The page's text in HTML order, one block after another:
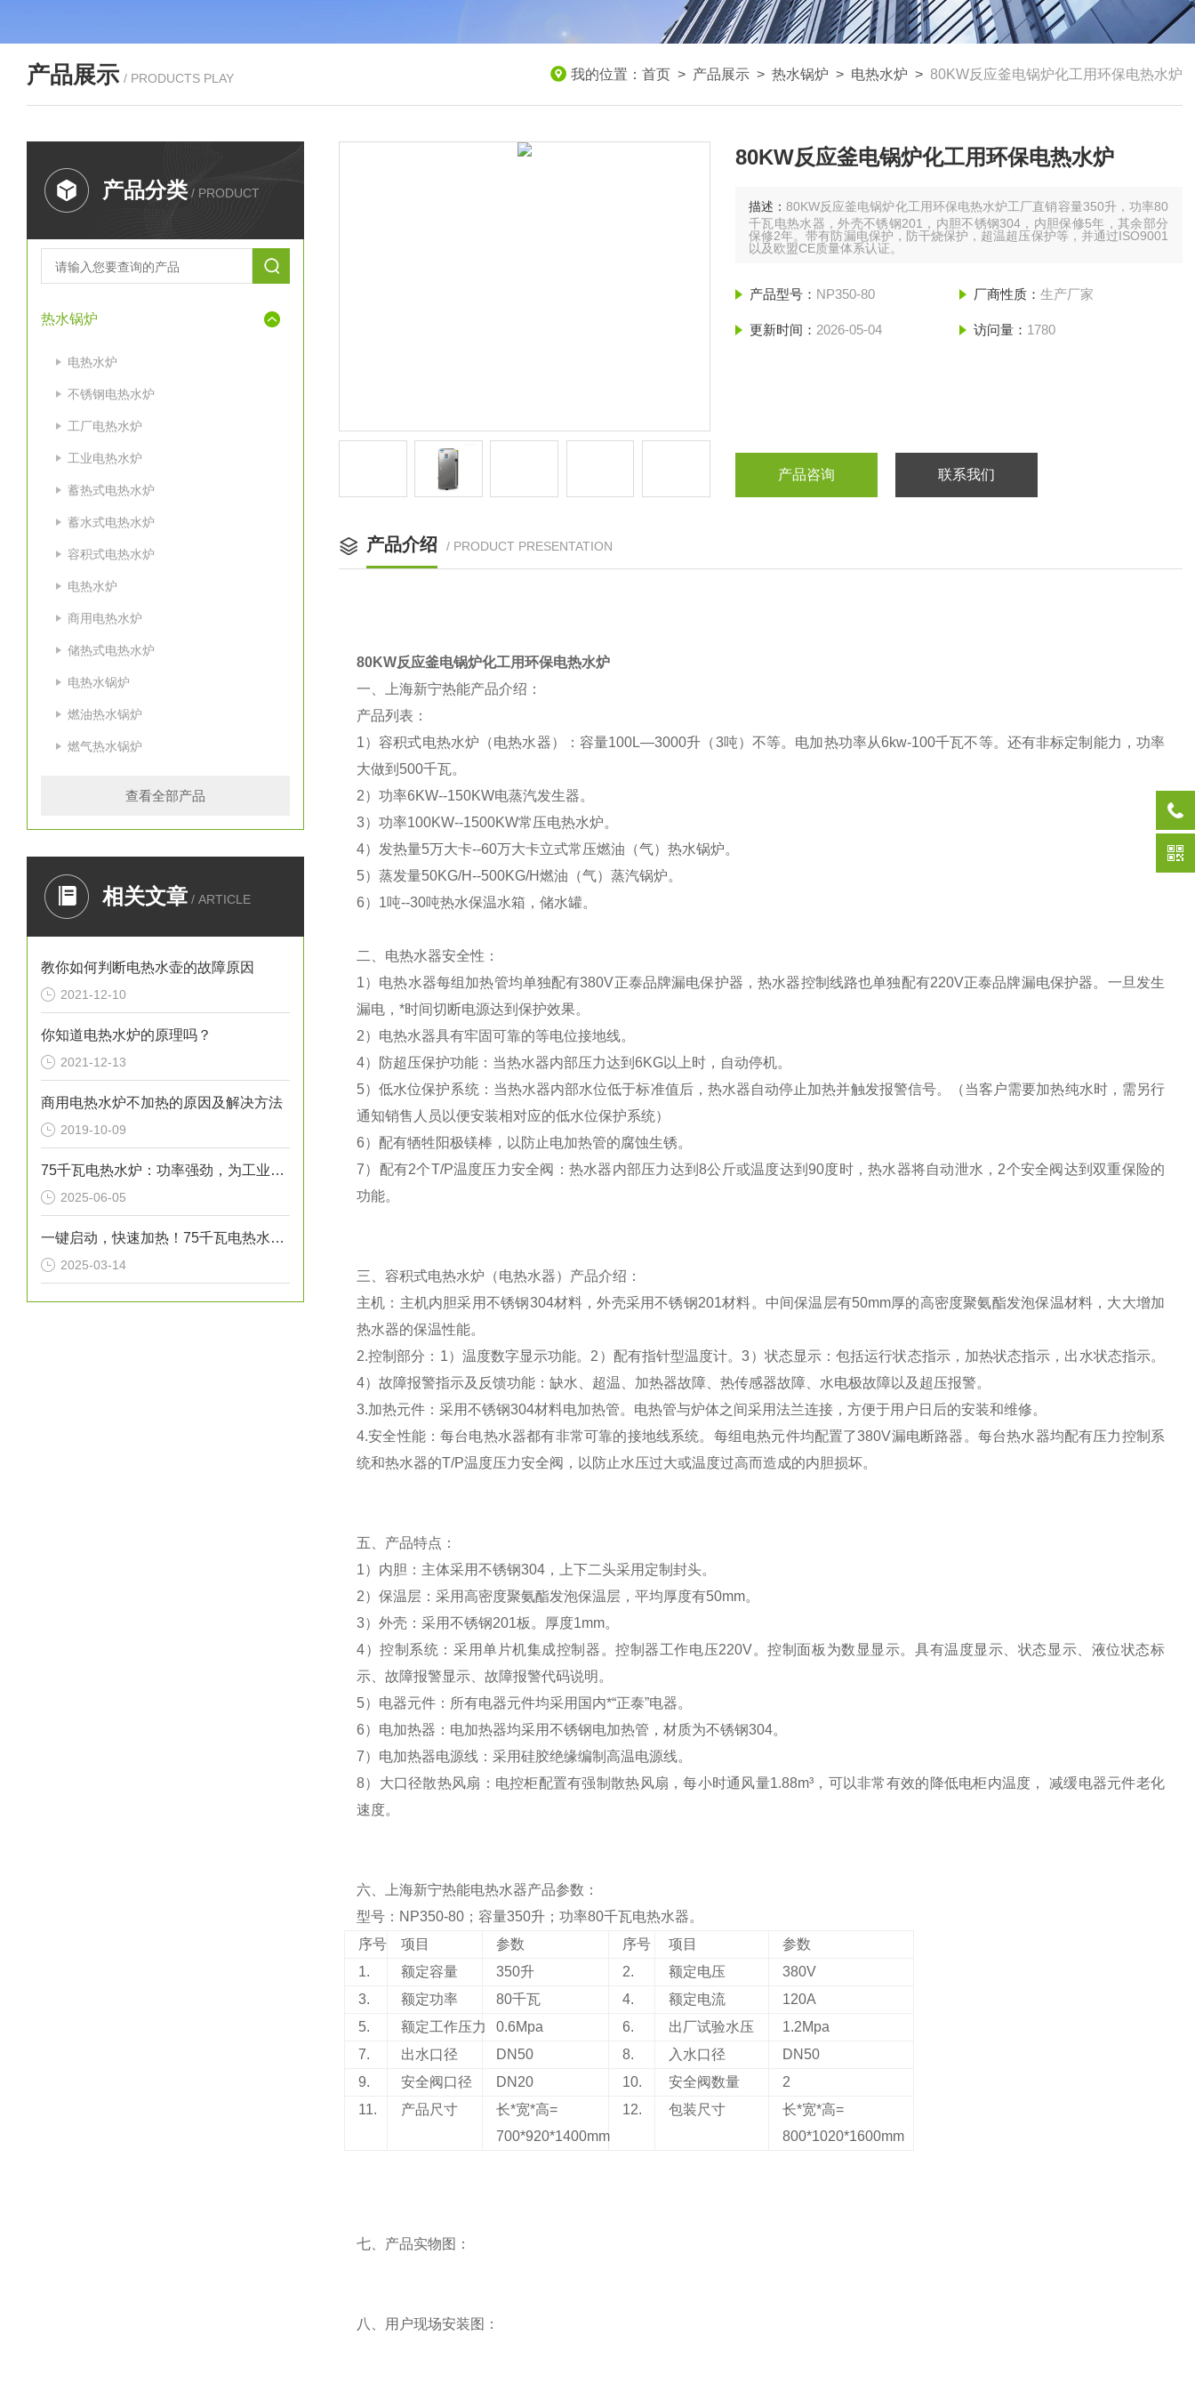
产品展示 / PRODUCTS PLAY 我的位置： 首页 > 产品展示 > 热水锅炉 > 电热水炉 > 80KW反应釜电锅炉化工用环保电热水炉
产品分类 / PRODUCT
热水锅炉
电热水炉
不锈钢电热水炉
工厂电热水炉
工业电热水炉
蓄热式电热水炉
蓄水式电热水炉
容积式电热水炉
电热水炉
商用电热水炉
储热式电热水炉
电热水锅炉
燃油热水锅炉
燃气热水锅炉
查看全部产品
相关文章 / ARTICLE
教你如何判断电热水壶的故障原因
2021-12-10
你知道电热水炉的原理吗？
2021-12-13
商用电热水炉不加热的原因及解决方法
2019-10-09
75千瓦电热水炉：功率强劲，为工业生产提供稳定热水源！
2025-06-05
一键启动，快速加热！75千瓦电热水炉打造高效热水解决方案！
2025-03-14
80KW反应釜电锅炉化工用环保电热水炉
描述：80KW反应釜电锅炉化工用环保电热水炉工厂直销容量350升，功率80
千瓦电热水器，外壳不锈钢201，内胆不锈钢304，内胆保修5年，其余部分
保修2年。带有防漏电保护，防干烧保护，超温超压保护等，并通过ISO9001
以及欧盟CE质量体系认证。
产品型号： NP350-80 厂商性质： 生产厂家
更新时间： 2026-05-04 访问量： 1780
产品咨询 联系我们
产品介绍 / PRODUCT PRESENTATION
80KW反应釜电锅炉化工用环保电热水炉
一、上海新宁热能产品介绍：
产品列表：
1）容积式电热水炉（电热水器）：容量100L—3000升（3吨）不等。电加热功率从6kw-100千瓦不等。还有非标定制能力，功率
大做到500千瓦。
2）功率6KW--150KW电蒸汽发生器。
3）功率100KW--1500KW常压电热水炉。
4）发热量5万大卡--60万大卡立式常压燃油（气）热水锅炉。
5）蒸发量50KG/H--500KG/H燃油（气）蒸汽锅炉。
6）1吨--30吨热水保温水箱，储水罐。
二、电热水器安全性：
1）电热水器每组加热管均单独配有380V正泰品牌漏电保护器，热水器控制线路也单独配有220V正泰品牌漏电保护器。一旦发生
漏电，*时间切断电源达到保护效果。
2）电热水器具有牢固可靠的等电位接地线。
4）防超压保护功能：当热水器内部压力达到6KG以上时，自动停机。
5）低水位保护系统：当热水器内部水位低于标准值后，热水器自动停止加热并触发报警信号。（当客户需要加热纯水时，需另行
通知销售人员以便安装相对应的低水位保护系统）
6）配有牺牲阳极镁棒，以防止电加热管的腐蚀生锈。
7）配有2个T/P温度压力安全阀：热水器内部压力达到8公斤或温度达到90度时，热水器将自动泄水，2个安全阀达到双重保险的
功能。
三、容积式电热水炉（电热水器）产品介绍：
主机：主机内胆采用不锈钢304材料，外壳采用不锈钢201材料。中间保温层有50mm厚的高密度聚氨酯发泡保温材料，大大增加
热水器的保温性能。
2.控制部分：1）温度数字显示功能。2）配有指针型温度计。3）状态显示：包括运行状态指示，加热状态指示，出水状态指示。
4）故障报警指示及反馈功能：缺水、超温、加热器故障、热传感器故障、水电极故障以及超压报警。
3.加热元件：采用不锈钢304材料电加热管。电热管与炉体之间采用法兰连接，方便于用户日后的安装和维修。
4.安全性能：每台电热水器都有非常可靠的接地线系统。每组电热元件均配置了380V漏电断路器。每台热水器均配有压力控制系
统和热水器的T/P温度压力安全阀，以防止水压过大或温度过高而造成的内胆损坏。
五、产品特点：
1）内胆：主体采用不锈钢304，上下二头采用定制封头。
2）保温层：采用高密度聚氨酯发泡保温层，平均厚度有50mm。
3）外壳：采用不锈钢201板。厚度1mm。
4）控制系统：采用单片机集成控制器。控制器工作电压220V。控制面板为数显显示。具有温度显示、状态显示、液位状态标
示、故障报警显示、故障报警代码说明。
5）电器元件：所有电器元件均采用国内*“正泰”电器。
6）电加热器：电加热器均采用不锈钢电加热管，材质为不锈钢304。
7）电加热器电源线：采用硅胶绝缘编制高温电源线。
8）大口径散热风扇：电控柜配置有强制散热风扇，每小时通风量1.88m³，可以非常有效的降低电柜内温度， 减缓电器元件老化
速度。
六、上海新宁热能电热水器产品参数：
型号：NP350-80 ；容量350升；功率80千瓦电热水器。
序号
项目 参数 序号 项目
参数
1.
额定容量 350升 2. 额定电压
380V
3.
额定功率 80千瓦 4. 额定电流
120A
5.
额定工作压力 0.6Mpa 6. 出厂试验水压
1.2Mpa
7.
出水口径 DN50 8. 入水口径
DN50
9.
安全阀口径 DN20 10. 安全阀数量
2
11.
产品尺寸
长*宽*高=
700*920*1400mm
12. 包装尺寸
长*宽*高=
800*1020*1600mm
七、产品实物图：
八、用户现场安装图：